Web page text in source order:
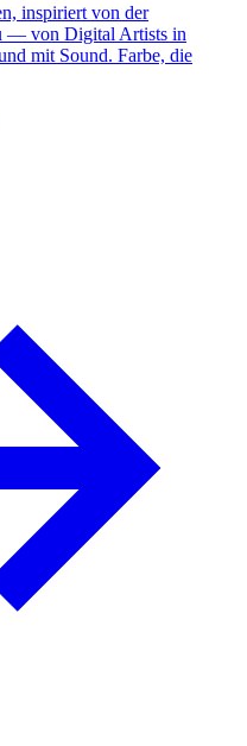
inspiriert von der
— von Digital Artists in
mit Sound. Farbe, die